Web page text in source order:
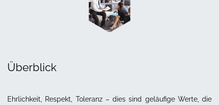
Überblick
Ehrlichkeit, Respekt, Toleranz – dies sind geläufige Werte, die